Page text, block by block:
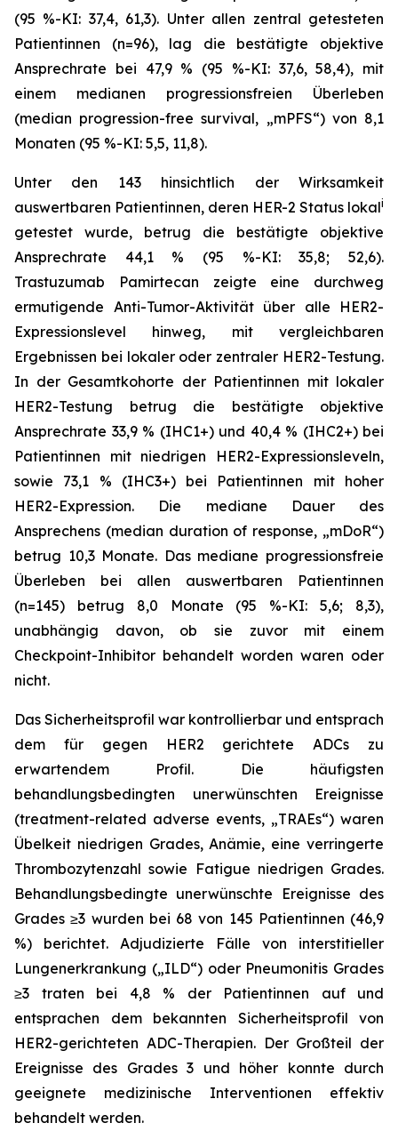
(95 %-KI: 37,4, 61,3). Unter allen zentral getesteten
Patientinnen (n=96), lag die bestätigte objektive
Ansprechrate bei 47,9 % (95 %-KI: 37,6, 58,4), mit
einem medianen progressionsfreien Überleben
(median progression-free survival, „mPFS“) von 8,1
Monaten (95 %-KI: 5,5, 11,8).
Unter den 143 hinsichtlich der Wirksamkeit
auswertbaren Patientinnen, deren HER-2 Status lokali
getestet wurde, betrug die bestätigte objektive
Ansprechrate 44,1 % (95 %-KI: 35,8; 52,6).
Trastuzumab Pamirtecan zeigte eine durchweg
ermutigende Anti-Tumor-Aktivität über alle HER2-
Expressionslevel hinweg, mit vergleichbaren
Ergebnissen bei lokaler oder zentraler HER2-Testung.
In der Gesamtkohorte der Patientinnen mit lokaler
HER2-Testung betrug die bestätigte objektive
Ansprechrate 33,9 % (IHC1+) und 40,4 % (IHC2+) bei
Patientinnen mit niedrigen HER2-Expressionsleveln,
sowie 73,1 % (IHC3+) bei Patientinnen mit hoher
HER2-Expression. Die mediane Dauer des
Ansprechens (median duration of response, „mDoR“)
betrug 10,3 Monate. Das mediane progressionsfreie
Überleben bei allen auswertbaren Patientinnen
(n=145) betrug 8,0 Monate (95 %-KI: 5,6; 8,3),
unabhängig davon, ob sie zuvor mit einem
Checkpoint-Inhibitor behandelt worden waren oder
nicht.
Das Sicherheitsprofil war kontrollierbar und entsprach
dem für gegen HER2 gerichtete ADCs zu
erwartendem Profil. Die häufigsten
behandlungsbedingten unerwünschten Ereignisse
(treatment-related adverse events, „TRAEs“) waren
Übelkeit niedrigen Grades, Anämie, eine verringerte
Thrombozytenzahl sowie Fatigue niedrigen Grades.
Behandlungsbedingte unerwünschte Ereignisse des
Grades ≥3 wurden bei 68 von 145 Patientinnen (46,9
%) berichtet. Adjudizierte Fälle von interstitieller
Lungenerkrankung („ILD“) oder Pneumonitis Grades
≥3 traten bei 4,8 % der Patientinnen auf und
entsprachen dem bekannten Sicherheitsprofil von
HER2-gerichteten ADC-Therapien. Der Großteil der
Ereignisse des Grades 3 und höher konnte durch
geeignete medizinische Interventionen effektiv
behandelt werden.